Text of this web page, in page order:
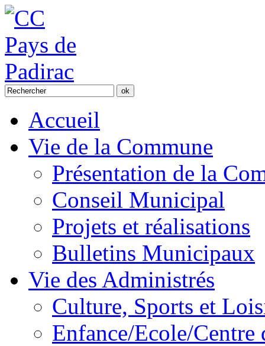
Accueil
Vie de la Commune
Présentation de la
Conseil Municipal
Projets et réalisations
Bulletins Municipaux
Vie des Administrés
Culture, Sports et
Enfance/Ecole/Centre